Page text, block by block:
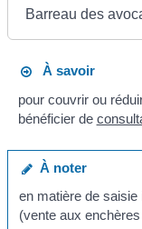
Barreau des
À savoir
pour couvrir ou
bénéficier de
À noter
en matière de saisie
(vente aux